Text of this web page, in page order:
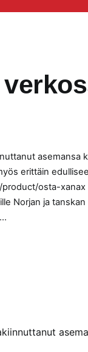
asemansa
erittäin
osta-
Norjan ja